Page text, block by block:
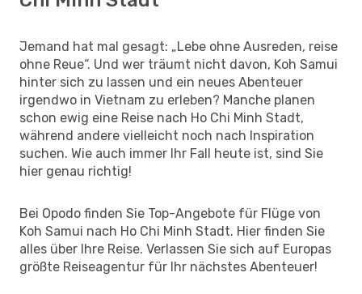
Jemand hat mal gesagt: „Lebe ohne Ausreden, reise
ohne Reue“. Und wer träumt nicht davon, Koh Samui
hinter sich zu lassen und ein neues Abenteuer
irgendwo in Vietnam zu erleben? Manche planen
schon ewig eine Reise nach Ho Chi Minh Stadt,
während andere vielleicht noch nach Inspiration
suchen. Wie auch immer Ihr Fall heute ist, sind Sie
hier genau richtig!
Bei Opodo finden Sie Top-Angebote für Flüge von
Koh Samui nach Ho Chi Minh Stadt. Hier finden Sie
alles über Ihre Reise. Verlassen Sie sich auf Europas
größte Reiseagentur für Ihr nächstes Abenteuer!